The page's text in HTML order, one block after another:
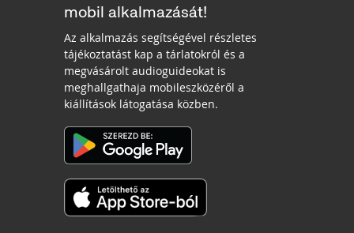
mobil alkalmazását!
Az alkalmazás segítségével részletes
tájékoztatást kap a tárlatokról és a
megvásárolt audioguideokat is
meghallgathaja mobileszközéről a
kiállítások látogatása közben.